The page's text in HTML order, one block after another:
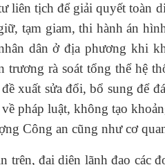
liên tịch để giải quyết toàn
tạm giam, thi hành án
dân ở địa phương khi
trương rà soát tổng thể hệ
xuất sửa đổi, bổ sung để
pháp luật, không tạo
Công an cũng như cơ
trên, đại diện lãnh đạo các